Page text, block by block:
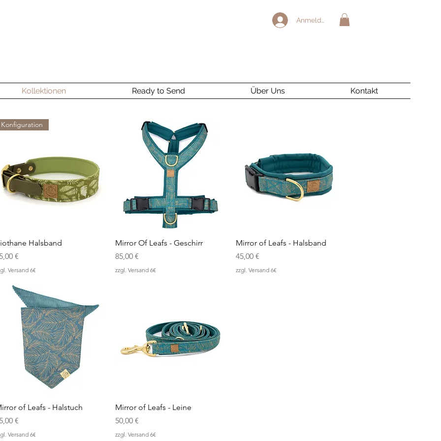
Anmelden
Kollektionen Ready to Send Über Uns Kontakt
Schnellansicht
Konfiguration
Halsband
€
Versand 6€
Schnellansicht
Mirror Of Leafs - Geschirr
Preis
85,00 €
zzgl. Versand 6€
Schnellansicht
Mirror of Leafs - Halsband
Preis
45,00 €
zzgl. Versand 6€
Schnellansicht
of Leafs - Halstuch
€
Versand 6€
Schnellansicht
Mirror of Leafs - Leine
Preis
50,00 €
zzgl. Versand 6€